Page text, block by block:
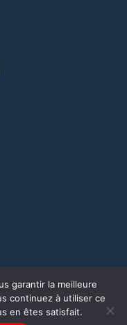
garantir la meilleure
continuez à utiliser ce
en êtes satisfait.